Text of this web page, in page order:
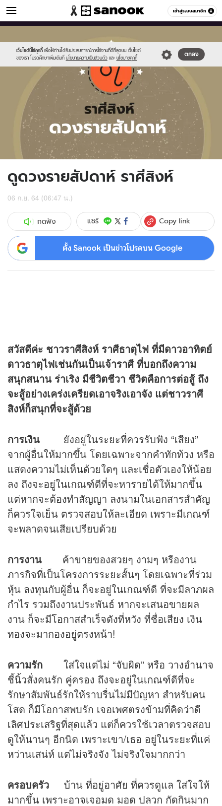
เข้าสู่ระบบสมาชิก
ดูดวง หมวดอื่นๆ
เว็บไซต์นี้ใช้คุกกี้ เพื่อให้ท่านได้รับประสบการณ์การใช้งานที่ดีที่สุดบน เว็บไซต์
ของเรา โปรดศึกษาเพิ่มเติมที่ นโยบายความเป็นส่วนตัว และ นโยบายคุกกี้
ตกลง
new-
sanook.png
horoscope-
leo_zodiac.jpg
ดูดวงรายสัปดาห์ ราศีสิงห์
06 ก.ย. 64 (06:47 น.)
กดฟัง แชร์ Copy link
ตั้ง Sanook เป็นข่าวโปรดบน Google
สวัสดีค่ะ ชาวราศีสิงห์ ราศีธาตุไฟ ที่มีดาวอาทิตย์
ดาวธาตุไฟเช่นกันเป็นเจ้าราศี ที่บอกถึงความ
สนุกสนาน ร่าเริง มีชีวิตชีวา ชีวิตคือการต่อสู้ ถึง
จะสู้อย่างเคร่งเครียดเอาจริงเอาจัง แต่ชาวราศี
สิงห์ก็สนุกที่จะสู้ด้วย
การเงิน ยังอยู่ในระยะที่ควรรับฟัง “เสียง”
จากผู้อื่นให้มากขึ้น โดยเฉพาะจากคำทักท้วง หรือ
แสดงความไม่เห็นด้วยใดๆ และเชื่อตัวเองให้น้อย
ลง ถึงจะอยู่ในเกณฑ์ดีที่จะหารายได้ให้มากขึ้น
แต่หากจะต้องทำสัญญา ลงนามในเอกสารสำคัญ
ก็ควรใจเย็น ตรวจสอบให้ละเอียด เพราะมีเกณฑ์
จะพลาดจนเสียเปรียบด้วย
การงาน ค้าขายของสวยๆ งามๆ หรืองาน
ภารกิจที่เป็นโครงการระยะสั้นๆ โดยเฉพาะที่ร่วม
หุ้น ลงทุนกับผู้อื่น ก็จะอยู่ในเกณฑ์ดี ที่จะมีลาภผล
กำไร รวมถึงงานประพันธ์ หากจะเสนอขายผล
งาน ก็จะมีโอกาสสำเร็จดังที่หวัง ที่ชื่อเสียง เงิน
ทองจะมากองอยู่ตรงหน้า!
ความรัก
ใส่ใจแต่ไม่ “จับผิด” หรือ วางอำนาจ
ชี้นิ้วสั่งคนรัก คู่ครอง ถึงจะอยู่ในเกณฑ์ดีที่จะ
รักษาสัมพันธ์รักให้ราบรื่นไม่มีปัญหา สำหรับคน
โสด ก็มีโอกาสพบรัก เจอเพศตรงข้ามที่คิดว่าดี
เลิศประเสริฐที่สุดแล้ว แต่ก็ควรใช้เวลาตรวจสอบ
ดูให้นานๆ อีกนิด เพราะเขา/เธอ อยู่ในระยะที่แค่
หว่านเสน่ห์ แต่ไม่จริงจัง ไม่จริงใจมากกว่า
ครอบครัว บ้าน ที่อยู่อาศัย ที่ควรดูแล ใส่ใจให้
มากขึ้น เพราะอาจเจอมด มอด ปลวก กัดกินมาก